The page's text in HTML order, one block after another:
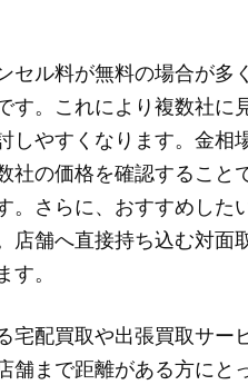
セル料が無料の場合が多
。これにより複数社に
しやすくなります。金相
社の価格を確認すること
。さらに、おすすめした
店舗へ直接持ち込む対面
。
宅配買取や出張買取サー
舗まで距離がある方にと